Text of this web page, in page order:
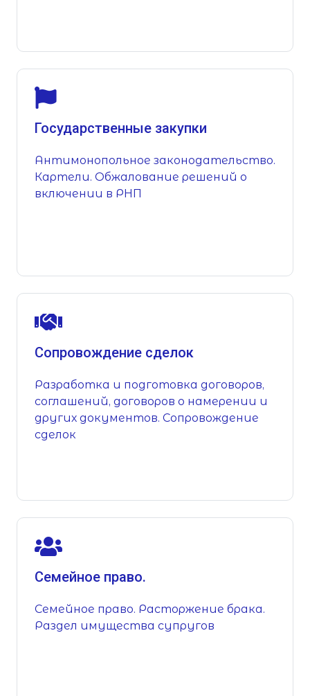
Государственные закупки
Антимонопольное законодательство.
Картели. Обжалование решений о
включении в РНП
Сопровождение сделок
Разработка и подготовка договоров,
соглашений, договоров о намерении и
других документов. Сопровождение
сделок
Семейное право.
Семейное право. Расторжение брака.
Раздел имущества супругов